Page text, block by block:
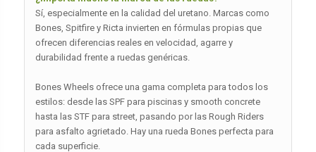
Sí, especialmente en la calidad del uretano. Marcas como
Bones, Spitfire y Ricta invierten en fórmulas propias que
ofrecen diferencias reales en velocidad, agarre y
durabilidad frente a ruedas genéricas.
Bones Wheels ofrece una gama completa para todos los
estilos: desde las SPF para piscinas y smooth concrete
hasta las STF para street, pasando por las Rough Riders
para asfalto agrietado. Hay una rueda Bones perfecta para
cada superficie.